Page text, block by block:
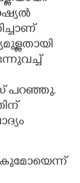
പറഞ്ഞു.